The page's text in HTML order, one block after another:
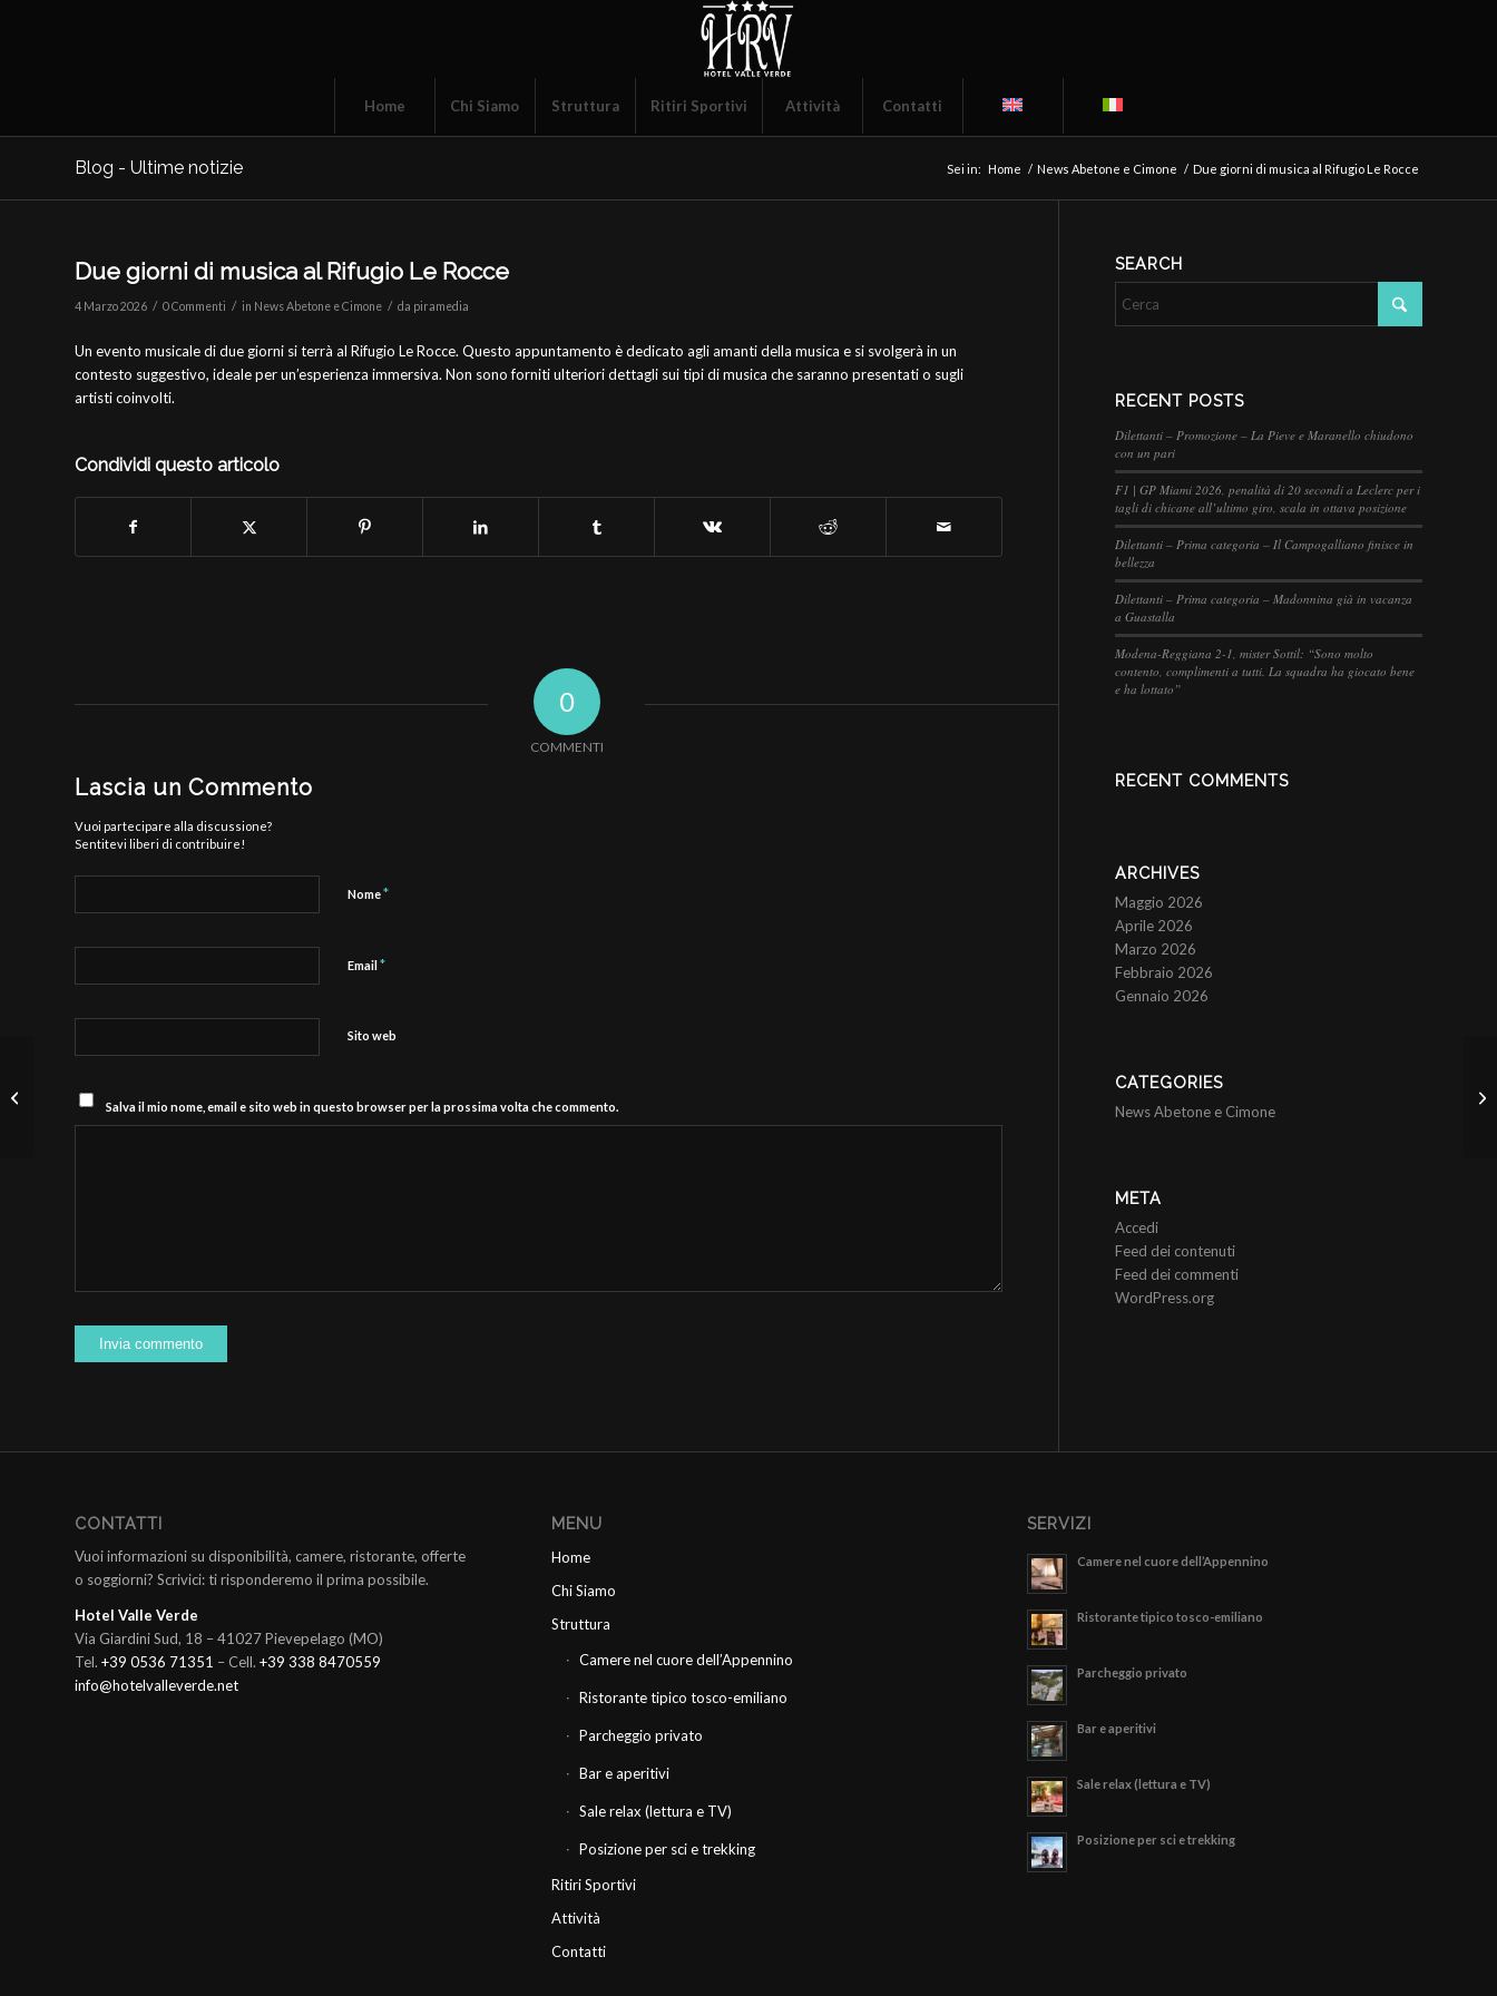
Home Chi Siamo Struttura Ritiri Sportivi Attività Contatti
Blog - Ultime notizie Sei in: Home / News Abetone e Cimone / Due giorni di musica al Rifugio Le Rocce
Due giorni di musica al Rifugio Le Rocce
4 Marzo 2026 / 0 Commenti / in News Abetone e Cimone / da piramedia
Un evento musicale di due giorni si terrà al Rifugio Le Rocce. Questo appuntamento è dedicato agli amanti della musica e si svolgerà in un
contesto suggestivo, ideale per un’esperienza immersiva. Non sono forniti ulteriori dettagli sui tipi di musica che saranno presentati o sugli
artisti coinvolti.
Condividi questo articolo
0
COMMENTI
Lascia un Commento
Vuoi partecipare alla discussione?
Sentitevi liberi di contribuire!
Nome*
Email *
Sito web
Salva il mio nome, email e sito web in questo browser per la prossima volta che commento.
SEARCH
RECENT POSTS
Dilettanti – Promozione – La Pieve e Maranello chiudono
con un pari
F1 | GP Miami 2026, penalità di 20 secondi a Leclerc per i
tagli di chicane all’ultimo giro, scala in ottava posizione
Dilettanti – Prima categoria – Il Campogalliano finisce in
bellezza
Dilettanti – Prima categoria – Madonnina già in vacanza
a Guastalla
Modena-Reggiana 2-1, mister Sottil: “Sono molto
contento, complimenti a tutti. La squadra ha giocato bene
e ha lottato”
RECENT COMMENTS
ARCHIVES
Maggio 2026
Aprile 2026
Marzo 2026
Febbraio 2026
Gennaio 2026
CATEGORIES
News Abetone e Cimone
META
Accedi
Feed dei contenuti
Feed dei commenti
WordPress.org
CONTATTI
Vuoi informazioni su disponibilità, camere, ristorante, offerte
o soggiorni? Scrivici: ti risponderemo il prima possibile.
Hotel Valle Verde
Via Giardini Sud, 18 – 41027 Pievepelago (MO)
Tel. +39 0536 71351 – Cell. +39 338 8470559
info@hotelvalleverde.net
MENU
Home
Chi Siamo
Struttura
Camere nel cuore dell’Appennino
Ristorante tipico tosco-emiliano
Parcheggio privato
Bar e aperitivi
Sale relax (lettura e TV)
Posizione per sci e trekking
Ritiri Sportivi
Attività
Contatti
SERVIZI
Camere nel cuore dell’Appennino
Ristorante tipico tosco-emiliano
Parcheggio privato
Bar e aperitivi
Sale relax (lettura e TV)
Posizione per sci e trekking
avversario da affrontare con